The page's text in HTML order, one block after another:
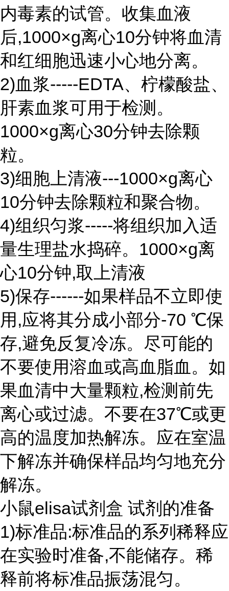
内毒素的试管。收集血液
后,1000×g离心10分钟将血清
和红细胞迅速小心地分离。
2)血浆-----EDTA、柠檬酸盐、
肝素血浆可用于检测。
1000×g离心30分钟去除颗
粒。
3)细胞上清液---1000×g离心
10分钟去除颗粒和聚合物。
4)组织匀浆-----将组织加入适
量生理盐水捣碎。1000×g离
心10分钟,取上清液
5)保存------如果样品不立即使
用,应将其分成小部分-70 ℃保
存,避免反复冷冻。尽可能的
不要使用溶血或高血脂血。如
果血清中大量颗粒,检测前先
离心或过滤。不要在37℃或更
高的温度加热解冻。应在室温
下解冻并确保样品均匀地充分
解冻。
小鼠elisa试剂盒 试剂的准备
1)标准品:标准品的系列稀释应
在实验时准备,不能储存。稀
释前将标准品振荡混匀。